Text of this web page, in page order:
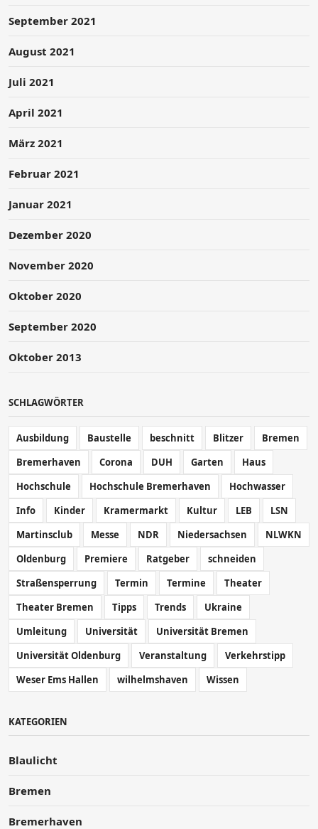
September 2021
August 2021
Juli 2021
April 2021
März 2021
Februar 2021
Januar 2021
Dezember 2020
November 2020
Oktober 2020
September 2020
Oktober 2013
SCHLAGWÖRTER
Ausbildung Baustelle beschnitt Blitzer
Bremen
Bremerhaven
Corona DUH Garten
Haus
Hochschule
Hochschule Bremerhaven
Hochwasser
Info
Kinder Kramermarkt Kultur LEB
LSN
Martinsclub
Messe NDR Niedersachsen
NLWKN
Oldenburg
Premiere Ratgeber
schneiden
Straßensperrung
Termin Termine
Theater
Theater Bremen
Tipps Trends
Ukraine
Umleitung
Universität
Universität Bremen
Universität Oldenburg
Veranstaltung
Verkehrstipp
Weser Ems Hallen
wilhelmshaven Wissen
KATEGORIEN
Blaulicht
Bremen
Bremerhaven